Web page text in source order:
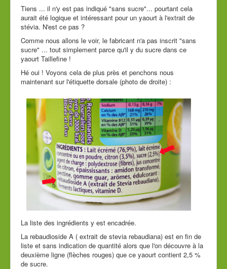
Tiens ... il n'y est pas indiqué "sans sucre"... pourtant cela
aurait été logique et intéressant pour un yaourt à l'extrait de
stévia. N'est ce pas ?
Comme nous allons le voir, le fabricant n'a pas inscrit "sans
sucre" ... tout simplement parce qu'il y du sucre dans ce
yaourt Taillefine !
Hé oui ! Voyons cela de plus près et penchons nous
maintenant sur l'étiquette dorsale (photo de droite) :
La liste des ingrédients y est encadrée.
La rebaudioside A ( extrait de stevia rebaudiana) est en fin de
liste et sans indication de quantité alors que l'on découvre à la
deuxième ligne (flèches rouges) que ce yaourt contient 2,5 %
de sucre.